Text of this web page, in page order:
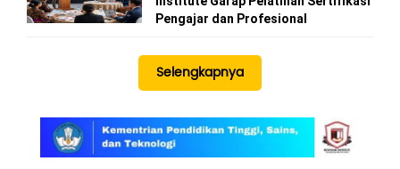
Pengajar dan Profesional
Selengkapnya